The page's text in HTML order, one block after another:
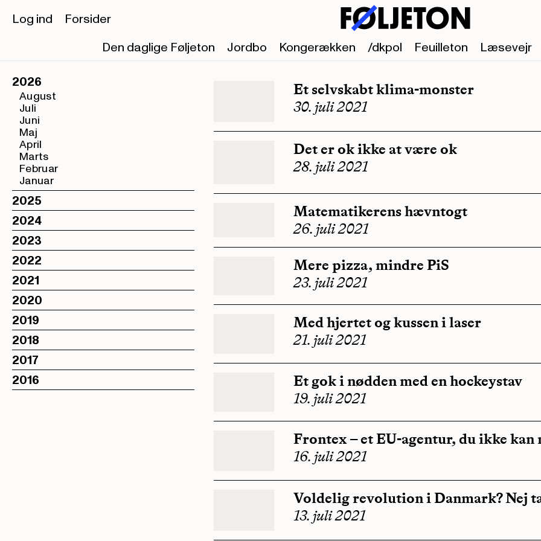
Log ind
Forsider
Den daglige Føljeton
Jordbo Kongerækken /dkpol Feuilleton Læsevejr
2026
August
Juli
Juni
Maj
April
Marts
Februar
Januar
2025
2024
2023
2022
2021
2020
2019
2018
2017
2016
Et selvskabt klima-monster
30. juli 2021
Det er ok ikke at være ok
28. juli 2021
Matematikerens hævntogt
26. juli 2021
Mere pizza, mindre PiS
23. juli 2021
Med hjertet og kussen i laser
21. juli 2021
Et gok i nødden med en hockeystav
19. juli 2021
Frontex – et EU-agentur, du ikke kan
16. juli 2021
Voldelig revolution i Danmark? Nej
13. juli 2021